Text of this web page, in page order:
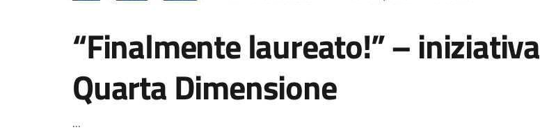
“Finalmente laureato!” – iniziativa
Quarta Dimensione
Dettagli della notizia
...